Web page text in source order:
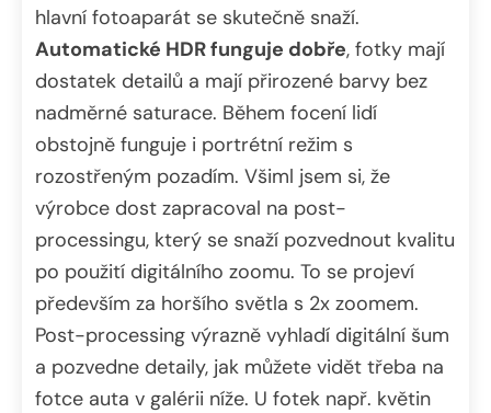
hlavní fotoaparát se skutečně snaží.
Automatické HDR funguje dobře, fotky mají
dostatek detailů a mají přirozené barvy bez
nadměrné saturace. Během focení lidí
obstojně funguje i portrétní režim s
rozostřeným pozadím. Všiml jsem si, že
výrobce dost zapracoval na post-
processingu, který se snaží pozvednout kvalitu
po použití digitálního zoomu. To se projeví
především za horšího světla s 2x zoomem.
Post-processing výrazně vyhladí digitální šum
a pozvedne detaily, jak můžete vidět třeba na
fotce auta v galérii níže. U fotek např. květin